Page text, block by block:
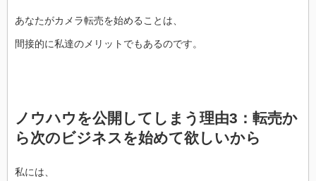
あなたがカメラ転売を始めることは、
間接的に私達のメリットでもあるのです。
ノウハウを公開してしまう理由3：転売か
ら次のビジネスを始めて欲しいから
私には、